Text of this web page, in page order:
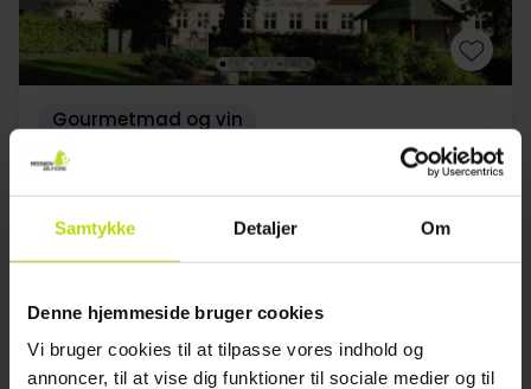
Samtykke Detaljer Om
Denne hjemmeside bruger cookies
Vi bruger cookies til at tilpasse vores indhold og
annoncer, til at vise dig funktioner til sociale medier og til
Gourmetmad og vin
Christie's Sdr. Hostrup Kro
Aabenraa
729,-
999,-
Appetizer + 4 retters gourmetoplevelse
1x overnatning
1x morgenmad med husets specialiteter